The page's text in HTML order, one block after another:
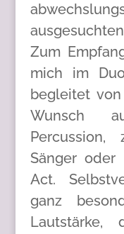
Zum
mich im
begleitet
Wunsch
Sänger oder
Act.
ganz